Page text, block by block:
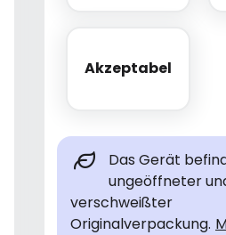
Akzeptabel
Akzeptabel
Das Gerät
ungeöffneter
verschweißter
Originalverpackung.